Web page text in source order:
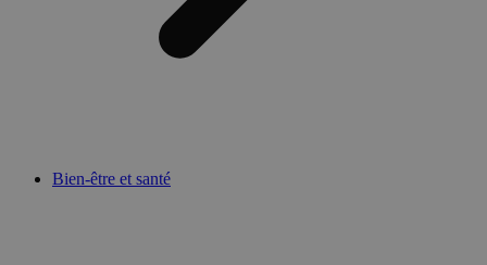
Bien-être et santé